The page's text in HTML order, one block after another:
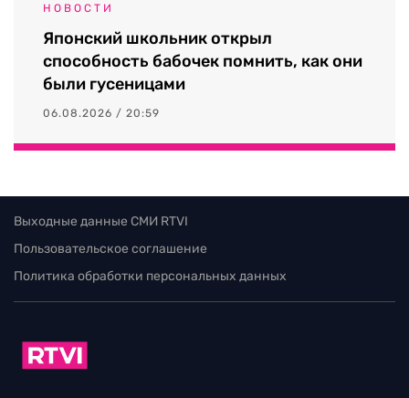
НОВОСТИ
Японский школьник открыл
способность бабочек помнить, как они
были гусеницами
06.08.2026 / 20:59
Выходные данные СМИ RTVI
Пользовательское соглашение
Политика обработки персональных данных